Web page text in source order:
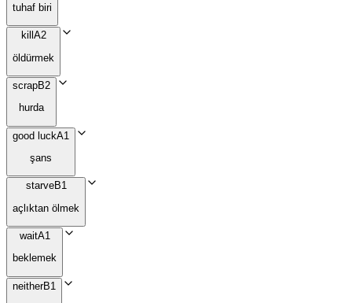
tuhaf biri
kill A2
öldürmek
scrapB2
hurda
good luckA1
şans
starveB1
açlıktan ölmek
waitA1
beklemek
neitherB1